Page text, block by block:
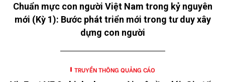
Chuẩn mực con người Việt Nam trong kỷ nguyên
mới (Kỳ 1): Bước phát triển mới trong tư duy xây
dựng con người
TRUYỀN THÔNG QUẢNG CÁO